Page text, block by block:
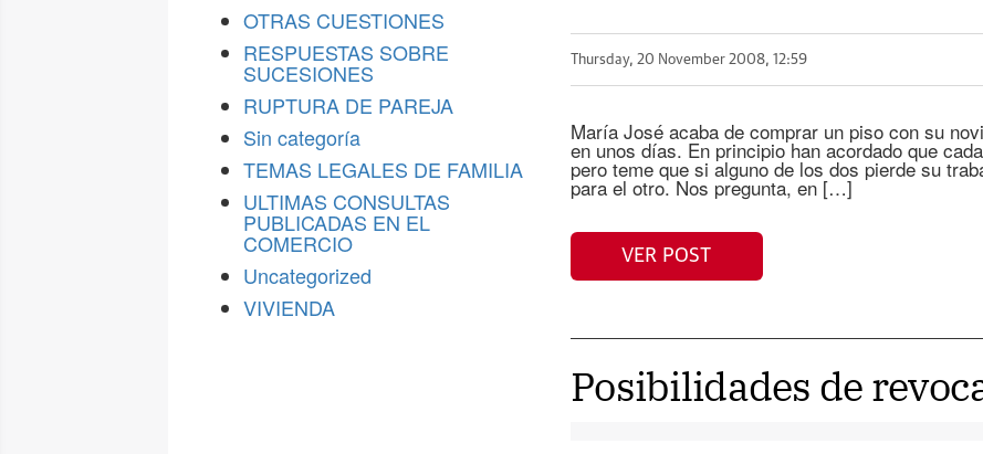
Thursday, 20 November 2008, 12:59
María José acaba de comprar un piso con su
en unos días. En principio han acordado que
pero teme que si alguno de los dos pierde su
para el otro. Nos pregunta, en […]
VER POST
Posibilidades de
OTRAS CUESTIONES
RESPUESTAS SOBRE
SUCESIONES
RUPTURA DE PAREJA
Sin categoría
TEMAS LEGALES DE FAMILIA
ULTIMAS CONSULTAS
PUBLICADAS EN EL
COMERCIO
Uncategorized
VIVIENDA